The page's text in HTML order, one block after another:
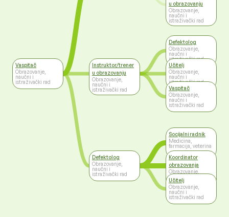
Vaspitač
Obrazovanje,
naučni i
istraživački rad
Instruktor/trener
u obrazovanju
Obrazovanje,
naučni i
istraživački rad
Defektolog
Obrazovanje,
naučni i
istraživački rad
u obrazovanju
Obrazovanje,
naučni i
istraživački rad
Defektolog
Obrazovanje,
naučni i
istraživački rad
Učitelj
Obrazovanje,
naučni i
istraživački rad
Vaspitač
Obrazovanje,
naučni i
istraživački rad
Socijalni radnik
Medicina,
farmacija, veterina
Koordinator
obrazovanja
Obrazovanje,
naučni i
istraživački rad
Učitelj
Obrazovanje,
naučni i
istraživački rad